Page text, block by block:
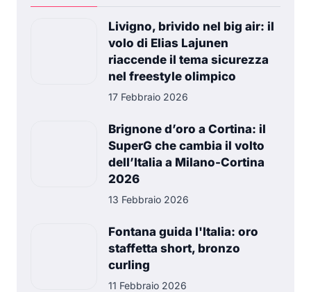
Livigno, brivido nel big air: il
volo di Elias Lajunen
riaccende il tema sicurezza
nel freestyle olimpico
17 Febbraio 2026
Brignone d’oro a Cortina: il
SuperG che cambia il volto
dell’Italia a Milano-Cortina
2026
13 Febbraio 2026
Fontana guida l'Italia: oro
staffetta short, bronzo
curling
11 Febbraio 2026